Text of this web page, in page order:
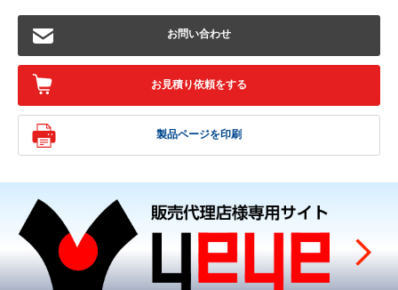
お問い合わせ
お見積り依頼をする
製品ページを印刷